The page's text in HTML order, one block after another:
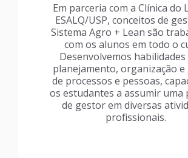
Em parceria com a Clínica do
ESALQ/USP, conceitos de
Sistema Agro + Lean são
com os alunos em todo o
Desenvolvemos habilidades
planejamento, organização e
de processos e pessoas,
os estudantes a assumir uma
de gestor em diversas
profissionais.